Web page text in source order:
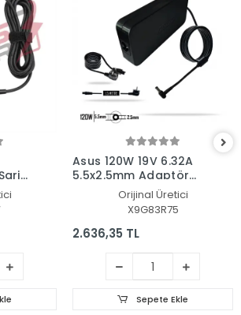
Asus 120W 19V 6.32A
5.5x2.5mm Adaptör
Şarj Aleti-Cihazı
Orijinal Üretici
X9G83R75
2.636,35 TL
Sepete Ekle